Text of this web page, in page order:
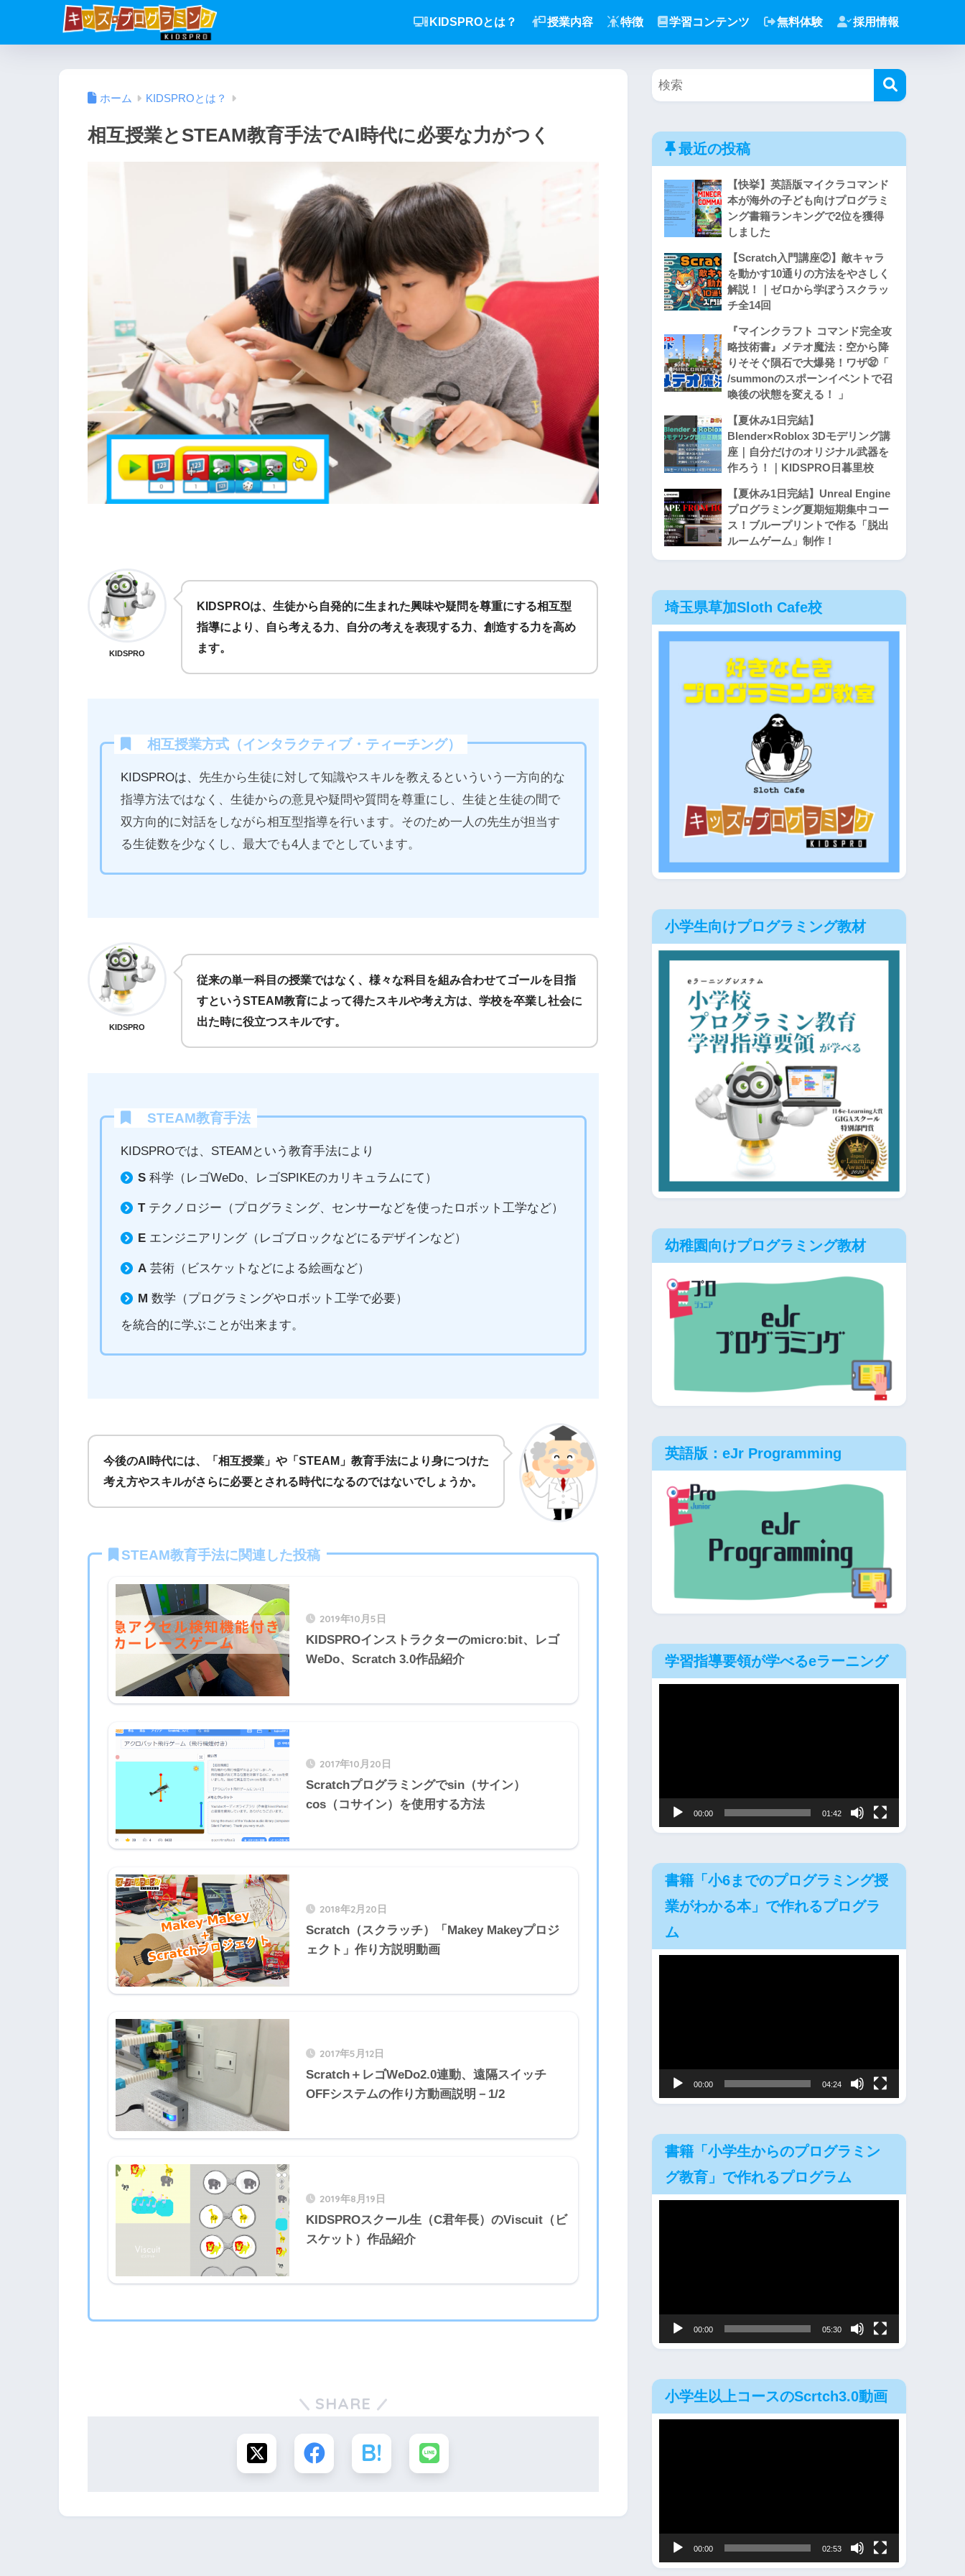
KIDSPROとは？ 授業内容 特徴 学習コンテンツ 無料体験 採用情報
ホーム KIDSPROとは？
相互授業とSTEAM教育手法でAI時代に必要な力がつく
KIDSPRO
KIDSPROは、生徒から自発的に生まれた興味や疑問を尊重にする相互型
指導により、自ら考える力、自分の考えを表現する力、創造する力を高め
ます。
相互授業方式（インタラクティブ・ティーチング）
KIDSPROは、 先生から生徒に対して知識やスキルを教えるといういう一方向的な
指導方法ではなく、生徒からの意見や疑問や質問を尊重にし、生徒と生徒の間で
双方向的に対話をしながら相互型指導を行います。そのため一人の先生が担当す
る生徒数を少なくし、最大でも4人までとしています。
KIDSPRO
従来の単一科目の授業ではなく、様々な科目を組み合わせてゴールを目指
すというSTEAM教育によって得たスキルや考え方は、学校を卒業し社会に
出た時に役立つスキルです。
STEAM教育手法
KIDSPROでは、STEAMという教育手法により
S科学（レゴWeDo、レゴSPIKEのカリキュラムにて）
Tテクノロジー（プログラミング、センサーなどを使ったロボット工学など）
Eエンジニアリング（レゴブロックなどにるデザインなど）
A芸術（ビスケットなどによる絵画など）
M 数学（プログラミングやロボット工学で必要）
を統合的に学ぶことが出来ます。
今後のAI時代には、「相互授業」や「STEAM」教育手法により身につけた
考え方やスキルがさらに必要とされる時代になるのではないでしょうか。
STEAM教育手法に関連した投稿
2019年10月5日
KIDSPROインストラクターのmicro:bit、レゴ
WeDo、Scratch 3.0作品紹介
2017年10月20日
Scratchプログラミングでsin（サイン）
cos（コサイン）を使用する方法
2018年2月20日
Scratch（スクラッチ）「Makey Makeyプロジ
ェクト」作り方説明動画
2017年5月12日
Scratch＋レゴWeDo2.0連動、遠隔スイッチ
OFFシステムの作り方動画説明－1/2
2019年8月19日
KIDSPROスクール生（C君年長）のViscuit（ビ
スケット）作品紹介
SHARE
最近の投稿
【快挙】英語版マイクラコマンド
本が海外の子ども向けプログラミ
ング書籍ランキングで2位を獲得
しました
【Scratch入門講座②】敵キャラ
を動かす10通りの方法をやさしく
解説！｜ゼロから学ぼうスクラッ
チ全14回
『マインクラフト コマンド完全攻
略技術書』メテオ魔法：空から降
りそそぐ隕石で大爆発！ワザ㉜「
/summonのスポーンイベントで召
喚後の状態を変える！ 」
【夏休み1日完結】
Blender×Roblox 3Dモデリング講
座｜自分だけのオリジナル武器を
作ろう！｜KIDSPRO日暮里校
【夏休み1日完結】Unreal Engine
プログラミング夏期短期集中コー
ス！ブループリントで作る「脱出
ルームゲーム」制作！
埼玉県草加Sloth Cafe校
小学生向けプログラミング教材
幼稚園向けプログラミング教材
英語版：eJr Programming
学習指導要領が学べるeラーニング
ヤ
00:00 01:42
書籍「小6までのプログラミング授
業がわかる本」で作れるプログラ
ム
ヤ
00:00 04:24
書籍「小学生からのプログラミン
グ教育」で作れるプログラム
ヤ
00:00 05:30
小学生以上コースのScrtch3.0動画
ヤ
00:00 02:53